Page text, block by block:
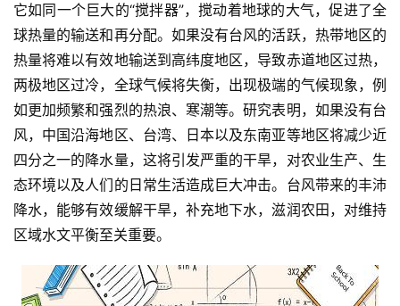
它如同一个巨大的“搅拌器”，搅动着地球的大气，促进了全
球热量的输送和再分配。如果没有台风的活跃，热带地区的
热量将难以有效地输送到高纬度地区，导致赤道地区过热，
两极地区过冷，全球气候将失衡，出现极端的气候现象，例
如更加频繁和强烈的热浪、寒潮等。研究表明，如果没有台
风，中国沿海地区、台湾、日本以及东南亚等地区将减少近
四分之一的降水量，这将引发严重的干旱，对农业生产、生
态环境以及人们的日常生活造成巨大冲击。台风带来的丰沛
降水，能够有效缓解干旱，补充地下水，滋润农田，对维持
区域水文平衡至关重要。